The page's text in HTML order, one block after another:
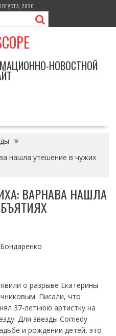
2026
НОВОСТНОЙ
нашла утешение в чужих
ВАРНАВА НАШЛА
о разрыве Екатерины
Писали, что
37-летнюю артистку на
Для звезды Comedy
и рождении детей, это